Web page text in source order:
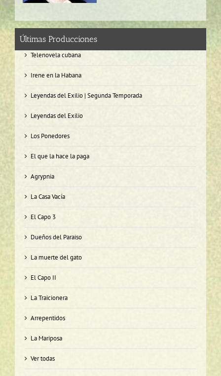
Últimas Producciones
Telenovela cubana
Irene en la Habana
Leyendas del Exilio | Segunda Temporada
Leyendas del Exilio
Los Ponedores
El que la hace la paga
Agrypnia
La Casa Vacía
El Capo 3
Dueños del Paraiso
La muerte del gato
El Capo II
La Traicionera
Arrepentidos
La Mariposa
Ver todas